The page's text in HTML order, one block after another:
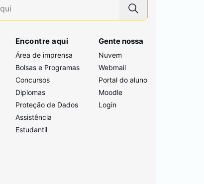
Encontre aqui
Área de imprensa
Bolsas e Programas
Concursos
Diplomas
Proteção de Dados
Assistência
Estudantil
Gente nossa
Nuvem
Webmail
Portal do aluno
Moodle
Login